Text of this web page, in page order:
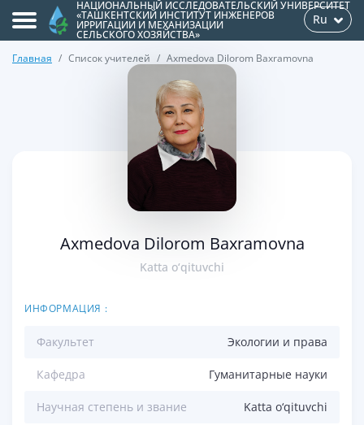
НАЦИОНАЛЬНЫЙ ИССЛЕДОВАТЕЛЬСКИЙ УНИВЕРСИТЕТ
«ТАШКЕНТСКИЙ ИНСТИТУТ ИНЖЕНЕРОВ
ИРРИГАЦИИ И МЕХАНИЗАЦИИ
СЕЛЬСКОГО ХОЗЯЙСТВА»
Ru
Главная Список учителей Axmedova Dilorom Baxramovna
Axmedova Dilorom Baxramovna
Katta o‘qituvchi
ИНФОРМАЦИЯ :
Факультет Экологии и права
Кафедра Гуманитарные науки
Научная степень и звание Katta o‘qituvchi